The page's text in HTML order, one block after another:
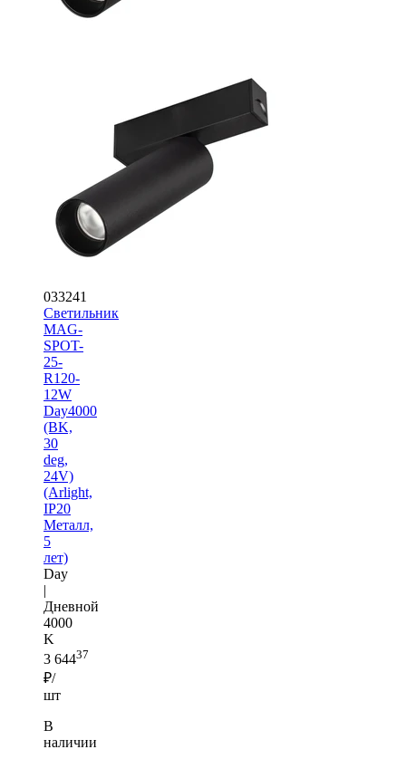
033241
Светильник
MAG-
SPOT-
25-
R120-
12W
Day4000
(BK,
30
deg,
24V)
(Arlight,
IP20
Металл,
5
лет)
Day
|
Дневной
4000
K
3 64437
₽/
шт
В
наличии